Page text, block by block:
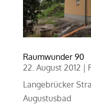
Raumwunder 90
22. August 2012 |
Langebrücker
Augustusbad